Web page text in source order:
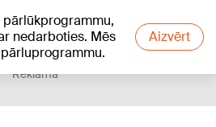
nedarboties. Mēs
Aizvērt
Reklāma